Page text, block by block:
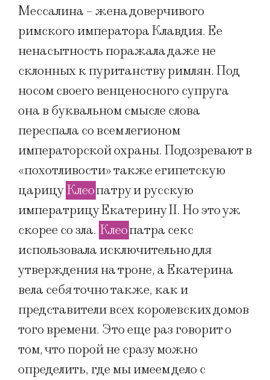
Мессалина – жена доверчивого
римского императора Клавдия. Ее
ненасытность поражала даже не
склонных к пуританству римлян. Под
носом своего венценосного супруга
она в буквальном смысле слова
переспала со всем легионом
императорской охраны. Подозревают в
«похотливости» также египетскую
царицуКлеопатру и русскую
императрицу Екатерину II. Но это уж
скорее со зла. Клеопатра секс
использовала исключительно для
утверждения на троне, а Екатерина
вела себя точно также, как и
представители всех королевских домов
того времени. Это еще раз говорит о
том, что порой не сразу можно
определить, где мы имеем дело с